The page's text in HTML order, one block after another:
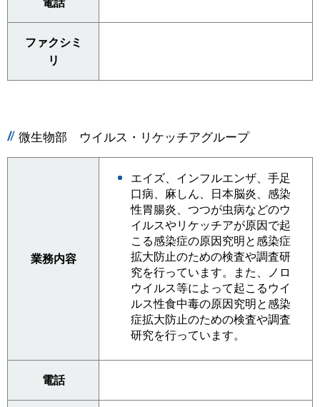
電話
ファクシミ
リ
微生物部 ウイルス・リケッチアグループ
業務内容
エイズ、インフルエンザ、手足
口病、麻しん、日本脳炎、感染
性胃腸炎、つつが虫病などのウ
イルスやリケッチアが原因で起
こる感染症の原因究明と感染症
拡大防止のための検査や調査研
究を行っています。また、ノロ
ウイルス等によって起こるウイ
ルス性食中毒の原因究明と感染
症拡大防止のための検査や調査
研究を行っています。
電話